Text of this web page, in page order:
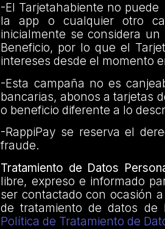
-El Tarjetahabiente no
la app o cualquier otro
inicialmente se considera
Beneficio, por lo que el
intereses desde el momento
-Esta campaña no es
bancarias, abonos a tarjetas
o beneficio diferente a lo
-RappiPay se reserva el
fraude.
Tratamiento de Datos
libre, expreso e informado
ser contactado con ocasión
de tratamiento de datos de
Política de Tratamiento de